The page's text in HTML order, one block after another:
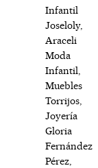
Infantil
Joseloly,
Araceli
Moda
Infantil,
Muebles
Torrijos,
Joyería
Gloria
Fernández
Pérez,